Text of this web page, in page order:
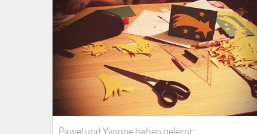
Pawel und Yvonne haben gelernt: